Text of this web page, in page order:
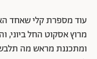
עוד מספרת קלי שאחד
מרוץ אסקוט החל ביוני,
ומתכננת מראש מה